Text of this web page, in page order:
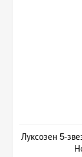
Луксозен 5-